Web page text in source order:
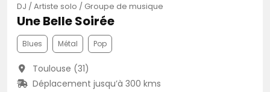
DJ / Artiste solo / Groupe de musique
Une Belle Soirée
Blues Métal Pop
Toulouse (31)
Déplacement jusqu’à 300 kms